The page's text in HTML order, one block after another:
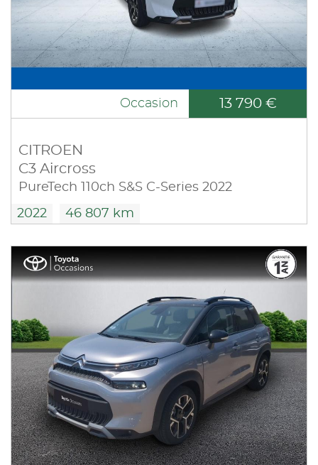
Occasion 13 790 €
CITROEN
C3 Aircross
PureTech 110ch S&S C-Series 2022
2022 46 807 km